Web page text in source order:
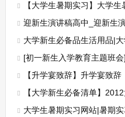
【大学生暑期实习】大学
迎新生演讲稿高中_迎新生
大学新生必备品生活用品|
[初一新生入学教育主题班
【升学宴致辞】升学宴致辞
【大学新生必备清单】
大学生暑期实习网站|暑期